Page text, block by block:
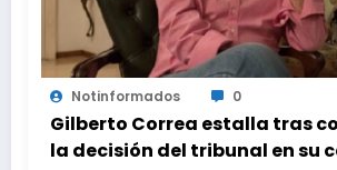
Notinformados 0
Gilberto Correa estalla tras
la decisión del tribunal en su